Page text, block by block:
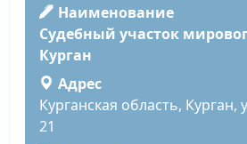
Наименование
Судебный участок
Курган
Адрес
Курганская область, Курган,
21